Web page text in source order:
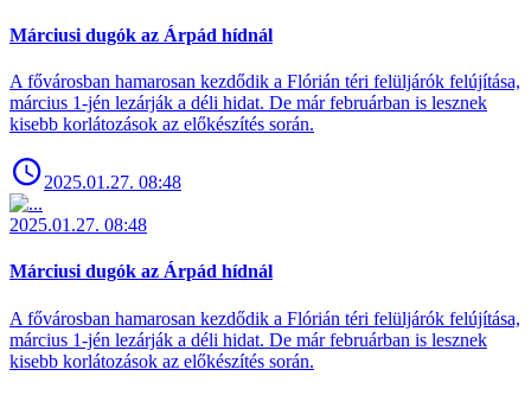
Márciusi dugók az Árpád hídnál
A fővárosban hamarosan kezdődik a Flórián téri felüljárók felújítása,
március 1-jén lezárják a déli hidat. De már februárban is lesznek
kisebb korlátozások az előkészítés során.
2025.01.27. 08:48
2025.01.27. 08:48
Márciusi dugók az Árpád hídnál
A fővárosban hamarosan kezdődik a Flórián téri felüljárók felújítása,
március 1-jén lezárják a déli hidat. De már februárban is lesznek
kisebb korlátozások az előkészítés során.